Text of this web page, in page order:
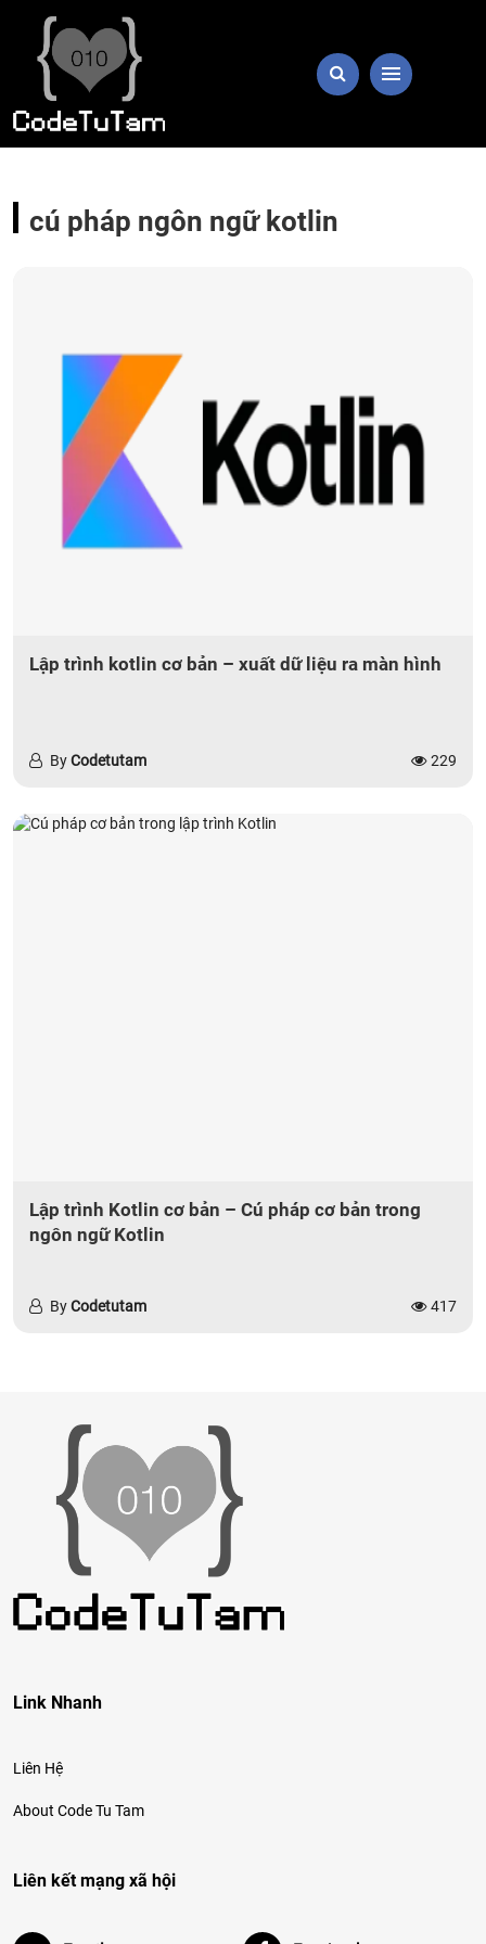
cú pháp ngôn ngữ kotlin
Lập trình kotlin cơ bản – xuất dữ liệu ra màn hình
ByCodetutam 229
Lập trình Kotlin cơ bản – Cú pháp cơ bản trong
ngôn ngữ Kotlin
ByCodetutam 417
Link Nhanh
Liên Hệ
About Code Tu Tam
Liên kết mạng xã hội